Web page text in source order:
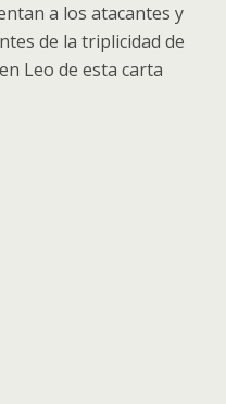
a los atacantes y
de la triplicidad de
Leo de esta carta